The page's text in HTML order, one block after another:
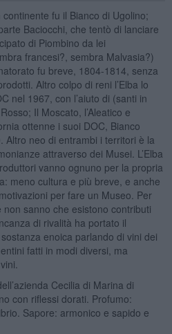
continente fu il Bianco di Ugolino;
Baciocchi, che tentò di lanciare
di Piombino da lei
francesi?, sembra Malvasia?)
fu breve, 1804-1814, senza
Altro colpo di reni l’Elba lo
nel 1967, con l’aiuto di (santi in
Il Moscato, l’Aleatico e
ottenne i suoi DOC, Bianco
Altro neo di entrambi i territori è la
attraverso dei Musei. L’Elba
vanno ognuno per la propria
meno cultura e più breve, e anche
per fare un Museo. Per
sanno che esistono contributi
di rivalità ha portato il
enoica parlando di vini dei
fatti in modi diversi, ma
Cecilia di Marina di
con riflessi dorati. Profumo:
Sapore: armonico e sapido e